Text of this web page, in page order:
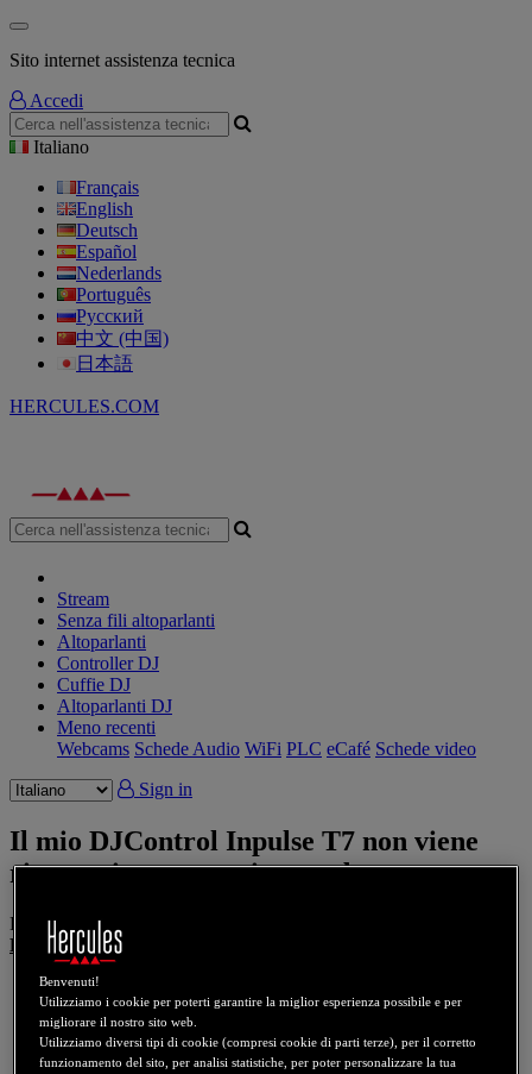
Sito internet assistenza tecnica
Accedi
Italiano
Français
English
Deutsch
Español
Nederlands
Português
Русский
中文 (中国)
日本語
HERCULES.COM
Stream
Senza fili altoparlanti
Altoparlanti
Controller DJ
Cuffie DJ
Altoparlanti DJ
Meno recenti
Webcams Schede Audio WiFi PLC eCafé Schede video
Sign in
Il mio DJControl Inpulse T7 non viene
riconosciuto o non si accende
KB 1838 - IT - 2025-03-13
Prodotto : DJControl Inpulse T7
Benvenuti!
Utilizziamo i cookie per poterti garantire la miglior esperienza possibile e per
migliorare il nostro sito web.
Utilizziamo diversi tipi di cookie (compresi cookie di parti terze), per il corretto
funzionamento del sito, per analisi statistiche, per poter personalizzare la tua